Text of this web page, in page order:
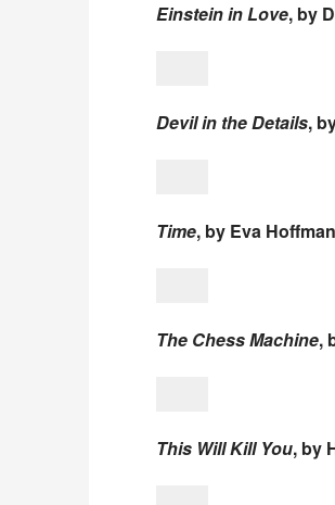
Einstein in Love, by
Devil in the Details,
Time, by Eva Hoffman
The Chess Machine,
This Will Kill You, by